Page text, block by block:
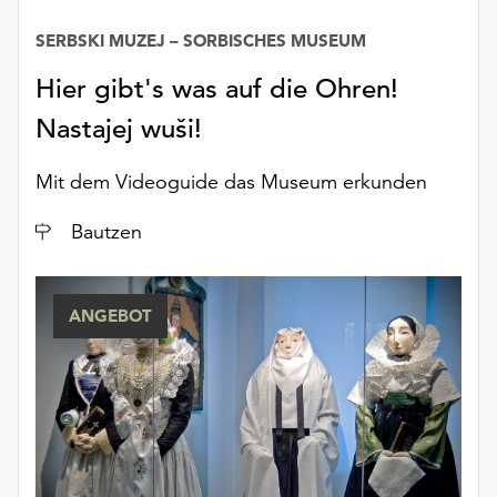
Datenschutzerklärung
dem
Impressum
Hier gibt's was auf die Ohren!
Nastajej wuši!
SERBSKI MUZEJ – SORBISCHES MUSEUM
Mit dem Videoguide das Museum erkunden
Ort
Bautzen
ANGEBOT